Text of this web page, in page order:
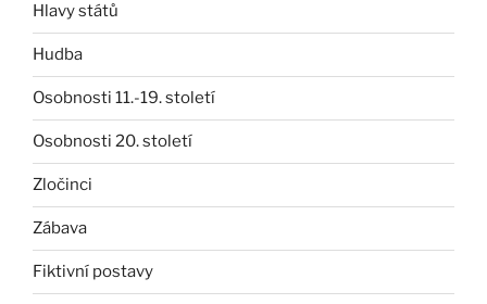
Hlavy států
Hudba
Osobnosti 11.-19. století
Osobnosti 20. století
Zločinci
Zábava
Fiktivní postavy